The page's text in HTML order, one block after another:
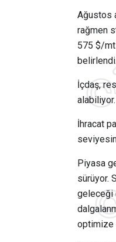
Ağustos
rağmen
575 $/mt
belirlendi.
İçdaş,
alabiliyor.
İhracat
Piyasa
sürüyor.
geleceği
optimize